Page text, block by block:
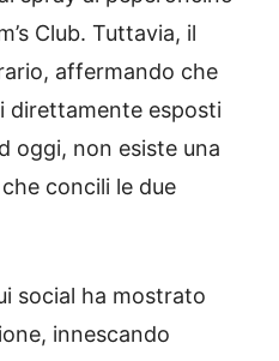
Club. Tuttavia, il
affermando che
direttamente esposti
oggi, non esiste una
concili le due
social ha mostrato
innescando